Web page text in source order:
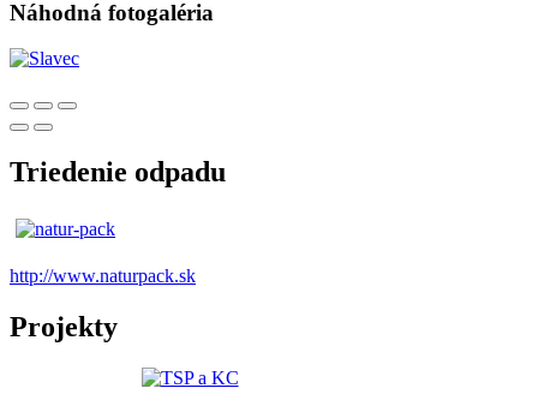
Náhodná fotogaléria
Triedenie odpadu
http://www.naturpack.sk
Projekty